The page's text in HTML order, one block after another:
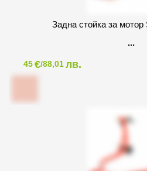
Задна стойка за
45€/88,01лв.